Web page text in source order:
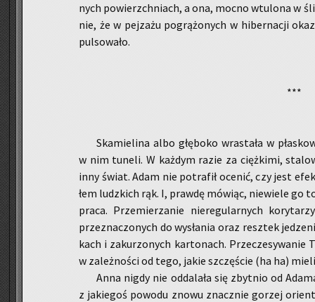
nych po­wierzch­niach, a ona, mocno wtu­lo­na w
nie, że w pej­za­żu po­grą­żo­nych w hi­ber­na­cji
pul­so­wa­ło.
***
Ska­mie­li­na albo głę­bo­ko wra­sta­ła w
w nim tu­ne­li. W każ­dym razie za cięż­ki­mi,
inny świat. Adam nie po­tra­fił oce­nić, czy jest
łem ludz­kich rąk. I, praw­dę mó­wiąc, nie­wie­le go
praca. Prze­mie­rza­nie nie­re­gu­lar­nych
prze­zna­czo­nych do wy­sła­nia oraz resz­tek
kach i za­ku­rzo­nych kar­to­nach. Prze­cze­sy­wa­nie
w za­leż­no­ści od tego, jakie szczę­ście (ha ha)
Anna nigdy nie od­da­la­ła się zbyt­nio od
z ja­kie­goś po­wo­du znowu znacz­nie go­rzej